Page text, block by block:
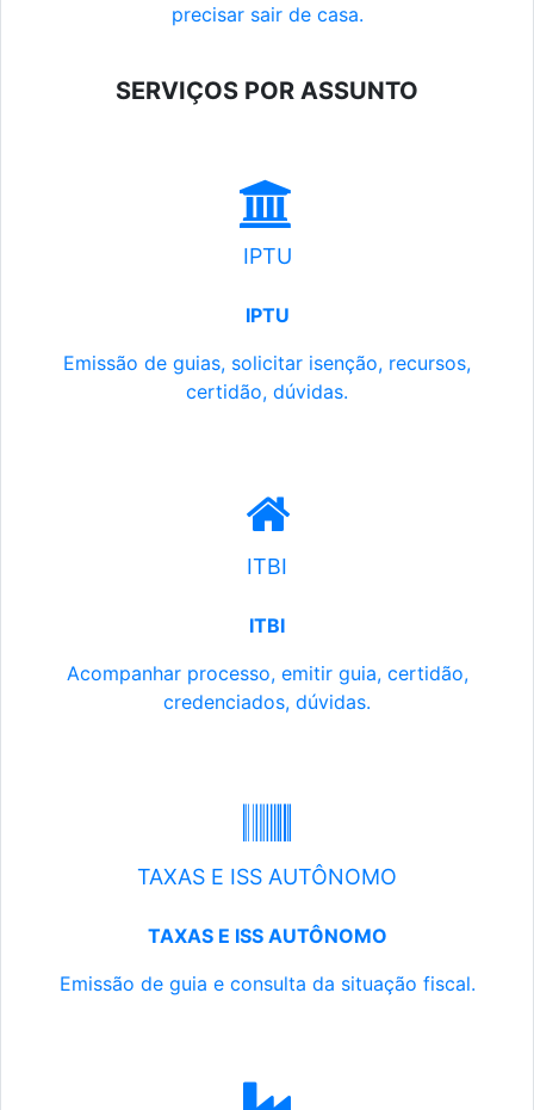
precisar sair de casa.
SERVIÇOS POR ASSUNTO
IPTU
IPTU
Emissão de guias, solicitar isenção, recursos,
certidão, dúvidas.
ITBI
ITBI
Acompanhar processo, emitir guia, certidão,
credenciados, dúvidas.
TAXAS E ISS AUTÔNOMO
TAXAS E ISS AUTÔNOMO
Emissão de guia e consulta da situação fiscal.